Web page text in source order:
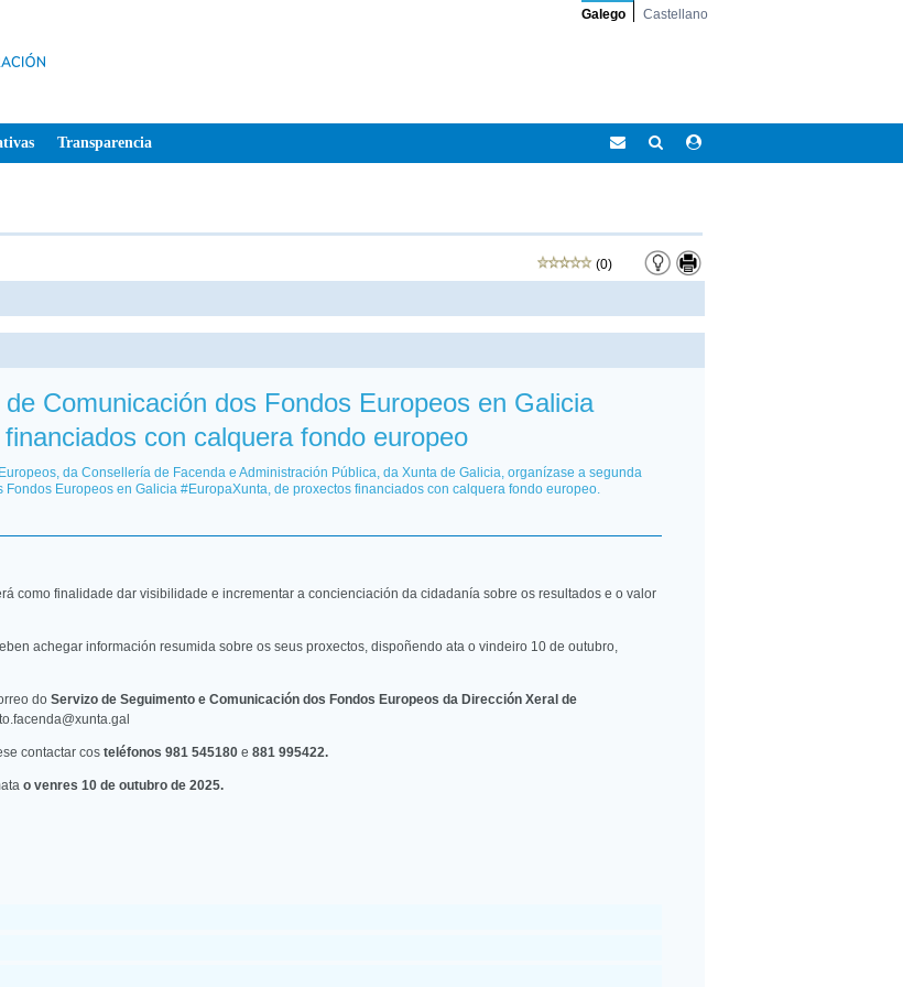
Galego Castellano
Transparencia
Correo
Eidolocal
BuscarAcceso
área
(0)
Comunicación dos Fondos Europeos en Galicia
con calquera fondo europeo
da Consellería de Facenda e Administración Pública, da Xunta de Galicia, organízase a segunda
Europeos en Galicia #EuropaXunta, de proxectos financiados con calquera fondo europeo.
como finalidade dar visibilidade e incrementar a concienciación da cidadanía sobre os resultados e o valor
achegar información resumida sobre os seus proxectos, dispoñendo ata o vindeiro 10 de outubro,
doServizo de Seguimento e Comunicación dos Fondos Europeos da Dirección Xeral de
contactar cos teléfonos 981 545180 e881 995422.
o venres 10 de outubro de 2025.